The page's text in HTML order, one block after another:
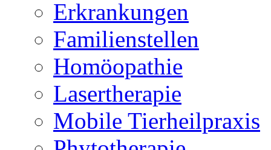
Erkrankungen
Familienstellen
Homöopathie
Lasertherapie
Mobile Tierheilpraxis